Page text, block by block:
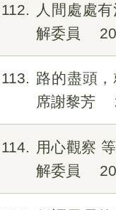
112
人間處處
解委員
113
路的盡頭
席謝黎芳
114
用心觀察
解委員